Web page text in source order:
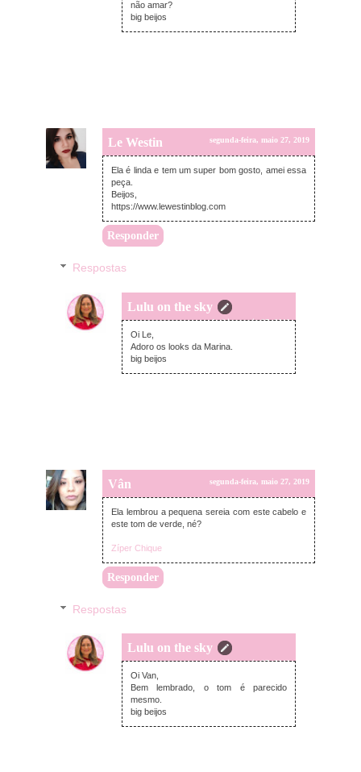
não amar?
big beijos
Le Westin segunda-feira, maio 27, 2019
Ela é linda e tem um super bom gosto, amei essa
peça.
Beijos,
https://www.lewestinblog.com
Responder
Respostas
Lulu on the sky
segunda-feira, maio 27, 2019
Oi Le,
Adoro os looks da Marina.
big beijos
Vân segunda-feira, maio 27, 2019
Ela lembrou a pequena sereia com este cabelo e
este tom de verde, né?
Zíper Chique
Responder
Respostas
Lulu on the sky
segunda-feira, maio 27, 2019
Oi Van,
Bem lembrado, o tom é parecido
mesmo.
big beijos